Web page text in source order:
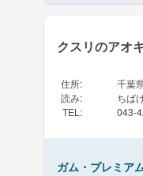
クスリのアオ
住所:
千葉
読み:
ちば
TEL : 043-
ガム・プレミア